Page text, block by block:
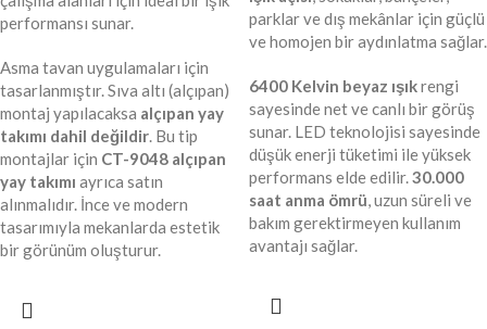
performansı sunar.
Asma tavan uygulamaları için
tasarlanmıştır. Sıva altı (alçıpan)
montaj yapılacaksa alçıpan yay
takımı dahil değildir. Bu tip
montajlar için CT-9048 alçıpan
yay takımı ayrıca satın
alınmalıdır. İnce ve modern
tasarımıyla mekanlarda estetik
bir görünüm oluşturur.
parklar ve dış mekânlar için güçlü
ve homojen bir aydınlatma sağlar.
6400 Kelvin beyaz ışıkrengi
sayesinde net ve canlı bir görüş
sunar. LED teknolojisi sayesinde
düşük enerji tüketimi ile yüksek
performans elde edilir.30.000
saat anma ömrü, uzun süreli ve
bakım gerektirmeyen kullanım
avantajı sağlar.